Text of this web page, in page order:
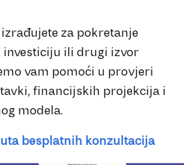
za pokretanje
investiciju ili drugi izvor
vam pomoći u provjeri
financijskih projekcija i
modela.
besplatnih konzultacija